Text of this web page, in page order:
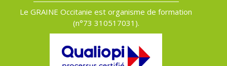
Le GRAINE Occitanie est organisme de formation
(n°73 310517031).